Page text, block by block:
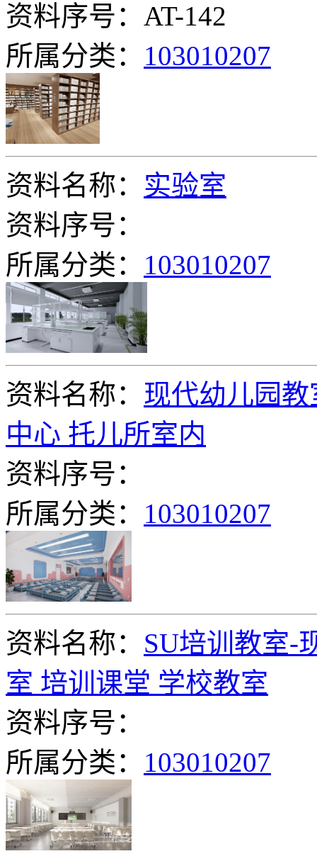
资料序号：AT-142
所属分类： 103010207
资料名称： 实验室
资料序号：
所属分类： 103010207
资料名称： 现代幼儿园
中心 托儿所室内
资料序号：
所属分类： 103010207
资料名称： SU培训教室-
室 培训课堂 学校教室
资料序号：
所属分类： 103010207